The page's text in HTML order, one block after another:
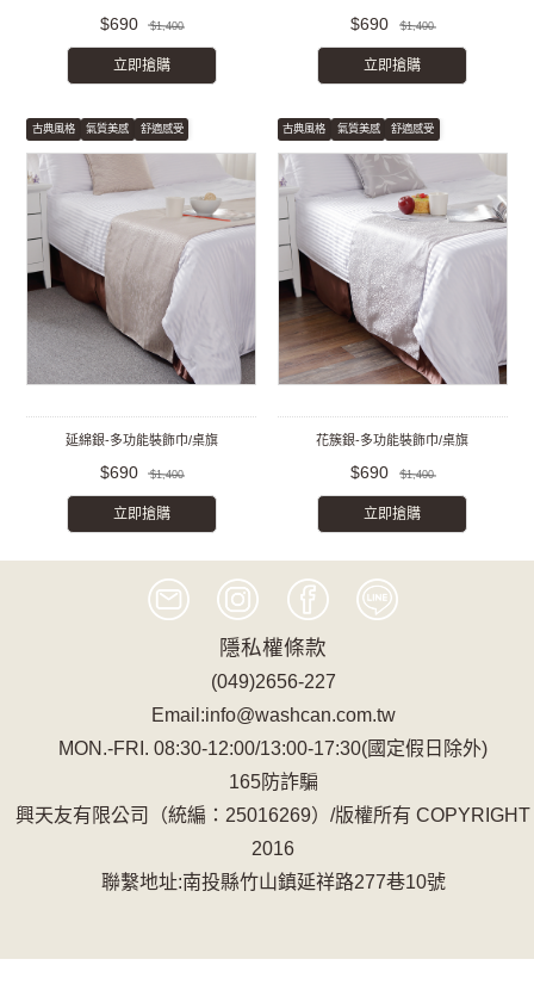
$690 $1,400
立即搶購
$690 $1,400
立即搶購
古典風格 氣質美感 舒適感受
延綿銀-多功能裝飾巾/桌旗
$690 $1,400
立即搶購
古典風格 氣質美感 舒適感受
花簇銀-多功能裝飾巾/桌旗
$690 $1,400
立即搶購
隱私權條款
(049)2656-227
Email:info@washcan.com.tw
MON.-FRI. 08:30-12:00/13:00-17:30(國定假日除外)
165防詐騙
興天友有限公司（統編：25016269）/版權所有 COPYRIGHT
2016
聯繫地址:南投縣竹山鎮延祥路277巷10號